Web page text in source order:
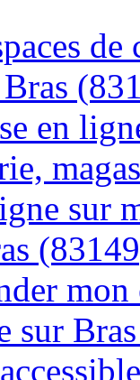
en
sur
sur